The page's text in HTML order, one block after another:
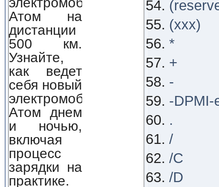
Атом на
дистанции
500 км.
Узнайте,
как ведет
себя новый
электромобиль
Атом днем
и ночью,
включая
процесс
зарядки на
практике.
(xxx)
*
+
-
-DPMI-
.
/
/C
/D